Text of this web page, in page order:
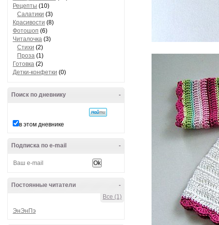
Рецепты (10)
Салатики (3)
Красивости (8)
Фотошоп (6)
Читалочка (3)
Стихи (2)
Проза (1)
Готовка (2)
Детки-конфетки (0)
-
Поиск по дневнику
в этом дневнике
-
Подписка по e-mail
-
Постоянные читатели
Все (1)
ЭнЭнПэ